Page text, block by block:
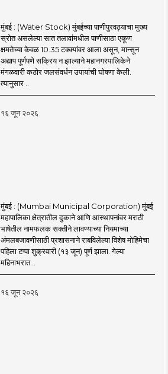
मुंबई : (Water Stock) मुंबईच्या पाणीपुरवठ्याचा मुख्य
स्रोत असलेल्या सात तलावांमधील पाणीसाठा एकूण
क्षमतेच्या केवळ 10.35 टक्क्यांवर आला असून, मान्सून
अद्याप पूर्णपणे सक्रिय न झाल्याने महानगरपालिकेने
मंगळवारी कठोर जलसंवर्धन उपायांची घोषणा केली.
त्यानुसार ..
१६ जून २०२६
मुंबई : (Mumbai Municipal Corporation) मुंबई
महापालिका क्षेत्रातील दुकाने आणि आस्थापनांवर मराठी
भाषेतील नामफलक सक्तीने लावण्याच्या नियमाच्या
अंमलबजावणीसाठी प्रशासनाने राबविलेल्या विशेष मोहिमेचा
पहिला टप्पा शुक्रवारी (१३ जून) पूर्ण झाला. गेल्या
महिनाभरात ..
१६ जून २०२६